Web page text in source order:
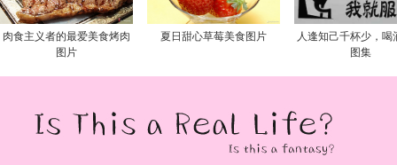
肉食主义者的最爱美食烤肉
图片
夏日甜心草莓美食图片
人逢知己千杯少，喝
图集